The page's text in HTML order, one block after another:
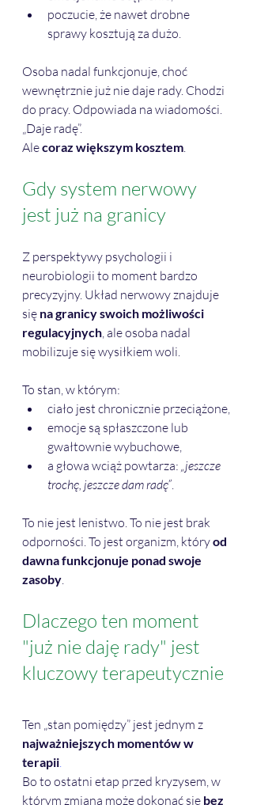
poczucie, że nawet drobne
sprawy kosztują za dużo.
Osoba nadal funkcjonuje, choć
wewnętrznie już nie daje rady. Chodzi
do pracy. Odpowiada na wiadomości.
„Daje radę”.
Ale coraz większym kosztem.
Gdy system nerwowy
jest już na granicy
Z perspektywy psychologii i
neurobiologii to moment bardzo
precyzyjny. Układ nerwowy znajduje
się na granicy swoich możliwości
regulacyjnych, ale osoba nadal
mobilizuje się wysiłkiem woli.
To stan, w którym:
ciało jest chronicznie przeciążone,
emocje są spłaszczone lub
gwałtownie wybuchowe,
a głowa wciąż powtarza: „jeszcze
trochę, jeszcze dam radę”.
To nie jest lenistwo. To nie jest brak
odporności. To jest organizm, który od
dawna funkcjonuje ponad swoje
zasoby.
Dlaczego ten moment
"już nie daję rady" jest
kluczowy terapeutycznie
Ten „stan pomiędzy” jest jednym z
najważniejszych momentów w
terapii.
Bo to ostatni etap przed kryzysem, w
którym zmiana może dokonać się bez